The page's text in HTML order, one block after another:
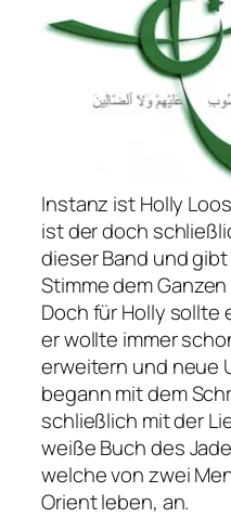
Instanz ist Holly
ist der doch
dieser Band und
Stimme dem
Doch für Holly sollte
er wollte immer
erweitern und neue
begann mit dem
schließlich mit der
weiße Buch des
welche von zwei
Orient leben, an.